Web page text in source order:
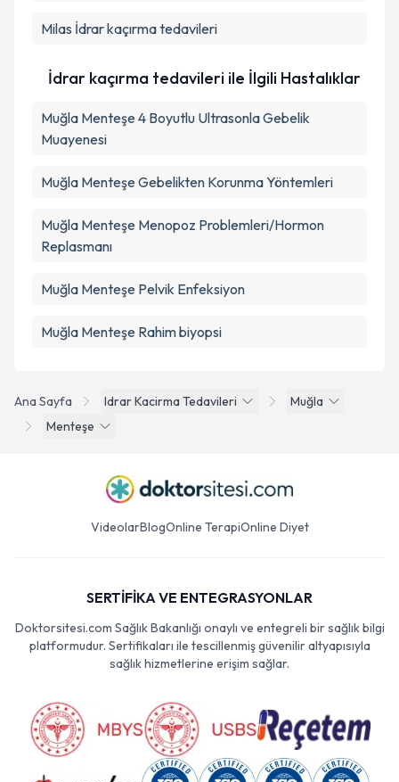
Ana Sayfa Idrar Kacirma Tedavileri
Muğla
Menteşe
Milas İdrar kaçırma tedavileri
İdrar kaçırma tedavileri ile İlgili Hastalıklar
Muğla Menteşe 4 Boyutlu Ultrasonla Gebelik
Muayenesi
Muğla Menteşe Gebelikten Korunma Yöntemleri
Muğla Menteşe Menopoz Problemleri/Hormon
Replasmanı
Muğla Menteşe Pelvik Enfeksiyon
Muğla Menteşe Rahim biyopsi
VideolarBlogOnline TerapiOnline Diyet
SERTİFİKA VE ENTEGRASYONLAR
Doktorsitesi.com Sağlık Bakanlığı onaylı ve entegreli bir sağlık bilgi
platformudur. Sertifikaları ile tescillenmiş güvenilir altyapısıyla
sağlık hizmetlerine erişim sağlar.